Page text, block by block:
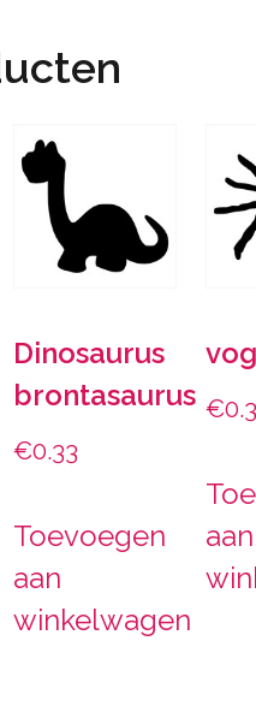
Dinosaurus
brontasaurus
€0.33
Toevoegen
aan
winkelwagen
€
aan